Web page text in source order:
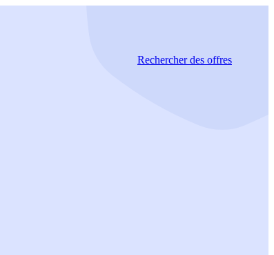
Rechercherdes offres